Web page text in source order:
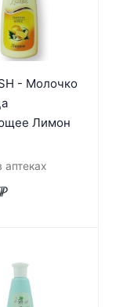
- Молочко
Лимон
аптеках
₽